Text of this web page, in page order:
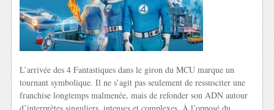
L’arrivée des 4 Fantastiques dans le giron du MCU marque un
tournant symbolique. Il ne s’agit pas seulement de ressusciter une
franchise longtemps malmenée, mais de refonder son ADN autour
d’interprètes singuliers, intenses et complexes. À l’opposé du